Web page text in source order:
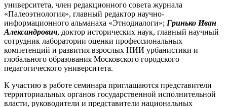
университета, член редакционного совета журнала
«Палеоэтнология», главный редактор научно-
информационного альманаха «Этнодиалоги»; Гринько Иван
Александрович, доктор исторических наук, главный научный
сотрудник лаборатории оценки профессиональных
компетенций и развития взрослых НИИ урбанистики и
глобального образования Московского городского
педагогического университета.
К участию в работе семинара приглашаются представители
территориальных органов государственной исполнительной
власти, руководители и представители национальных